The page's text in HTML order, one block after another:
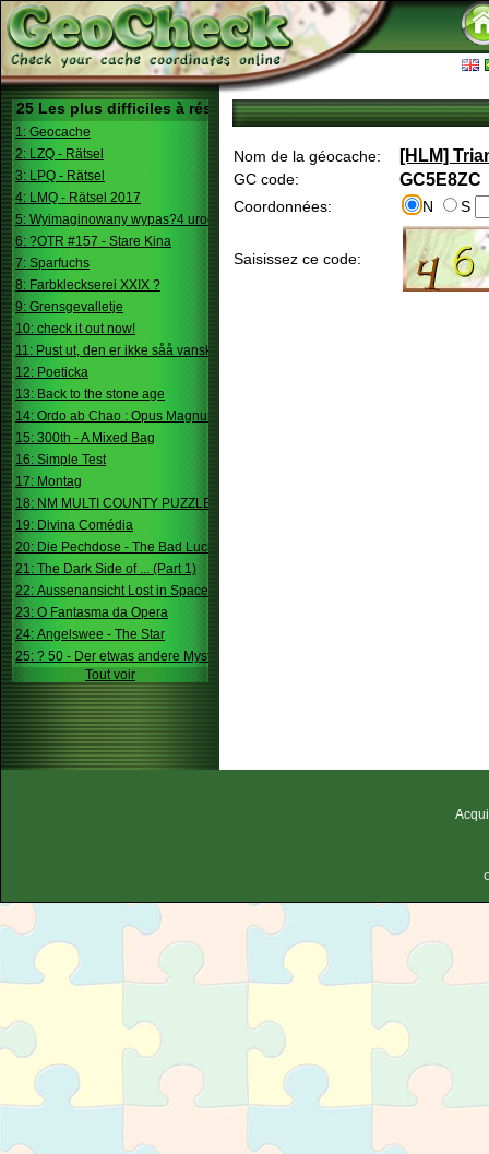
25 Les plus difficiles à résoudre
1: Geocache
2: LZQ - Rätsel
3: LPQ - Rätsel
4: LMQ - Rätsel 2017
5: Wyimaginowany wypas?4 urodziny
6: ?OTR #157 - Stare Kina
7: Sparfuchs
8: Farbkleckserei XXIX ?
9: Grensgevalletje
10: check it out now!
11: Pust ut, den er ikke såå vanskelig.
12: Poeticka
13: Back to the stone age
14: Ordo ab Chao : Opus Magnum
15: 300th - A Mixed Bag
16: Simple Test
17: Montag
18: NM MULTI COUNTY PUZZLE
19: Divina Comédia
20: Die Pechdose - The Bad Luck Box
21: The Dark Side of ... (Part 1)
22: Aussenansicht Lost in Space
23: O Fantasma da Opera
24: Angelswee - The Star
25: ? 50 - Der etwas andere Mystery
Tout voir
Nom de la géocache: [HLM]
GC code: GC5E8ZC
Coordonnées: N S
Saisissez ce code: